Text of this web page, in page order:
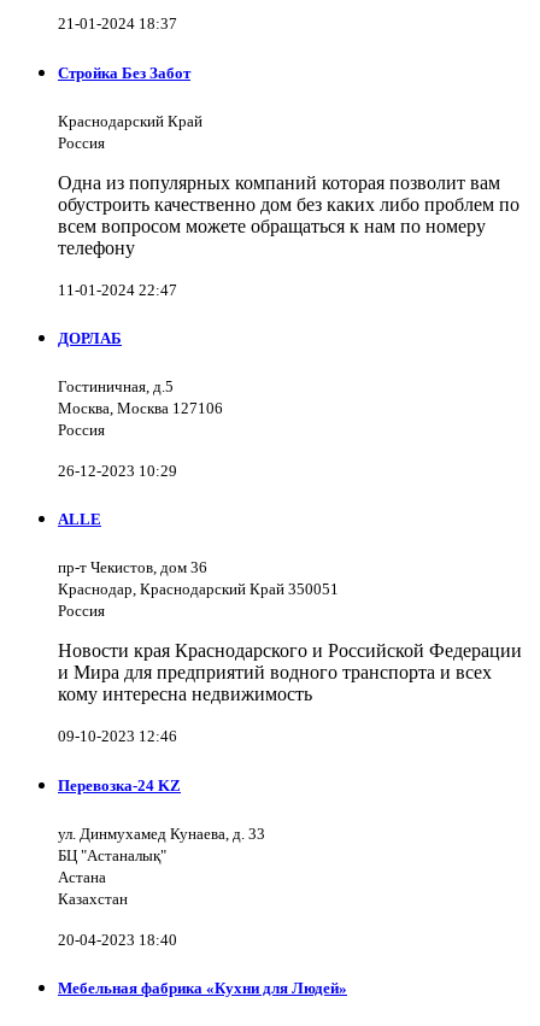
21-01-2024 18:37
Стройка Без Забот
Краснодарский Край
Россия
Одна из популярных компаний которая позволит вам
обустроить качественно дом без каких либо проблем по
всем вопросом можете обращаться к нам по номеру
телефону
11-01-2024 22:47
ДОРЛАБ
Гостиничная, д.5
Москва, Москва 127106
Россия
26-12-2023 10:29
ALLE
пр-т Чекистов, дом 36
Краснодар, Краснодарский Край 350051
Россия
Новости края Краснодарского и Российской Федерации
и Мира для предприятий водного транспорта и всех
кому интересна недвижимость
09-10-2023 12:46
Перевозка-24 KZ
ул. Динмухамед Кунаева, д. 33
БЦ "Астаналық"
Астана
Казахстан
20-04-2023 18:40
Мебельная фабрика «Кухни для Людей»